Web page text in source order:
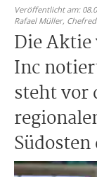
Veröffentlicht am:
Rafael Müller,
Die Aktie
Inc
steht vor